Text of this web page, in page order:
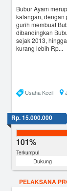
Bubur Ayam
kalangan, dengan
gurih membuat
dibandingkan
sejak 2013,
kurang lebih Rp...
Usaha Kecil
Rp. 15.000.000
101%
Terkumpul
Dukung
PELAKSANA